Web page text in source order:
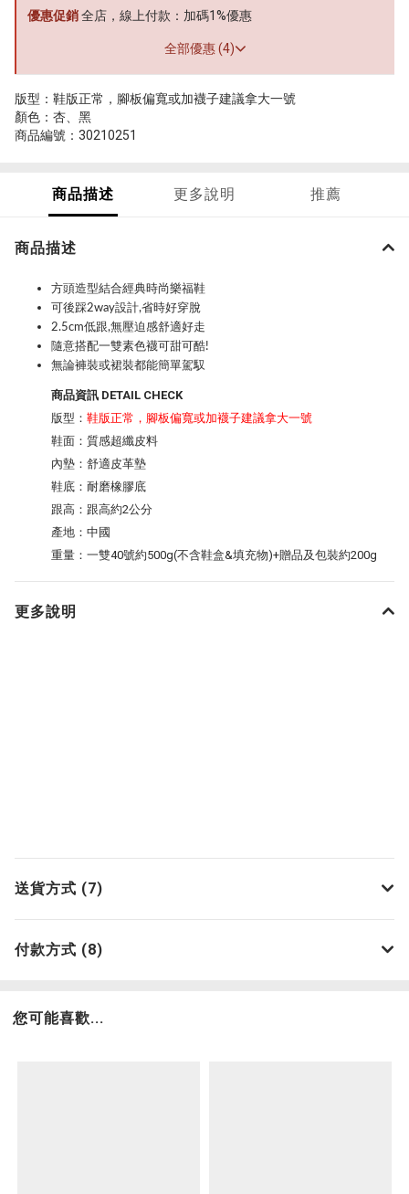
優惠促銷全店，線上付款：加碼1%優惠
全部優惠 (4)
版型：鞋版正常，腳板偏寬或加襪子建議拿大一號
顏色：杏、黑
商品編號：30210251
商品描述 更多說明 推薦
商品描述
方頭造型結合經典時尚樂福鞋
可後踩2way設計,省時好穿脫
2.5cm低跟,無壓迫感舒適好走
隨意搭配一雙素色襪可甜可酷!
無論褲裝或裙裝都能簡單駕馭
商品資訊 DETAIL CHECK
版型： 鞋版正常，腳板偏寬或加襪子建議拿大一號
鞋面：質感超纖皮料
內墊：舒適皮革墊
鞋底：耐磨橡膠底
跟高：跟高約2公分
產地：中國
重量：一雙40號約500g(不含鞋盒&填充物)+贈品及包裝約200g
更多說明
送貨方式 (7)
付款方式 (8)
您可能喜歡...